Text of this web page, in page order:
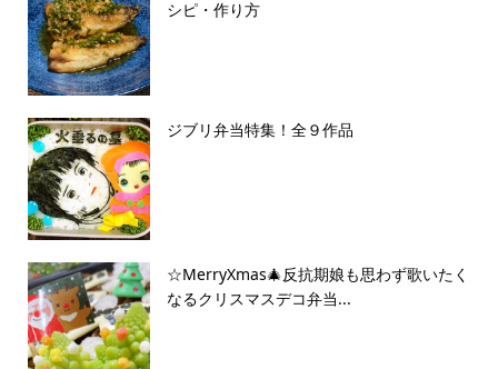
シピ・作り方
ジブリ弁当特集！全９作品
☆MerryXmas🎄反抗期娘も思わず歌いたく
なるクリスマスデコ弁当...